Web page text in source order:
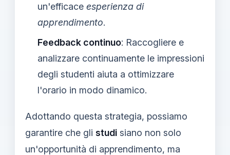
un'efficace esperienza di
apprendimento.
Feedback continuo: Raccogliere e
analizzare continuamente le impressioni
degli studenti aiuta a ottimizzare
l'orario in modo dinamico.
Adottando questa strategia, possiamo
garantire che gli studi siano non solo
un'opportunità di apprendimento, ma